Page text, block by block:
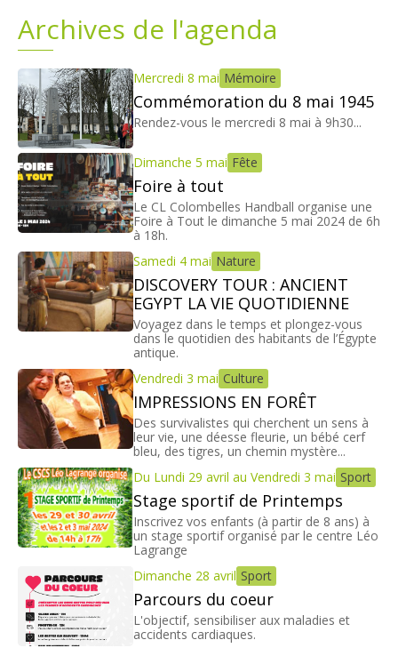
Archives de l'agenda
Mercredi 8 mai Mémoire
Commémoration du 8 mai 1945
Rendez-vous le mercredi 8 mai à 9h30...
Dimanche 5 mai Fête
Foire à tout
Le CL Colombelles Handball organise une
Foire à Tout le dimanche 5 mai 2024 de 6h
à 18h.
Samedi 4 mai Nature
DISCOVERY TOUR : ANCIENT
EGYPT LA VIE QUOTIDIENNE
Voyagez dans le temps et plongez-vous
dans le quotidien des habitants de l’Égypte
antique.
Vendredi 3 mai Culture
IMPRESSIONS EN FORÊT
Des survivalistes qui cherchent un sens à
leur vie, une déesse fleurie, un bébé cerf
bleu, des tigres, un chemin mystère...
Du Lundi 29 avril au Vendredi 3 mai Sport
Stage sportif de Printemps
Inscrivez vos enfants (à partir de 8 ans) à
un stage sportif organisé par le centre Léo
Lagrange
Dimanche 28 avril Sport
Parcours du coeur
L'objectif, sensibiliser aux maladies et
accidents cardiaques.
Plans
Demandes légales
Emploi
Marchés publics
Grands projets